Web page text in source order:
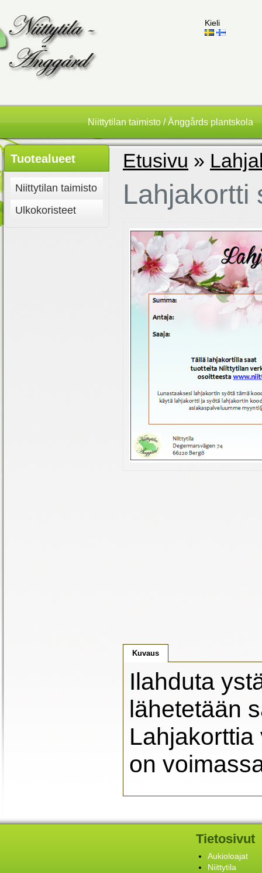
Kieli
Niittytilan taimisto / Änggårds plantskola
Tuotealueet
Niittytilan taimisto
Ulkokoristeet
Etusivu »
Lahjakortti
Kuvaus
Ilahduta
lähetetään
on
Tietosivut
Aukioloajat
Niittytila